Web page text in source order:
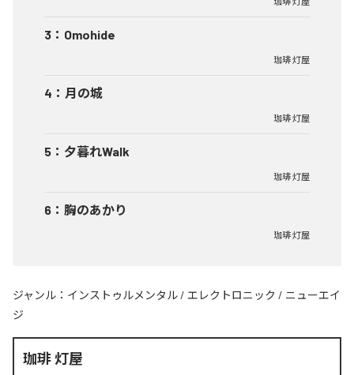
3 ： Omohide
珈琲 灯屋
4 ： 月の城
珈琲 灯屋
5 ： 夕暮れWalk
珈琲 灯屋
6 ： 胸のあかり
珈琲 灯屋
ジャンル： インストゥルメンタル / エレクトロニック / ニューエイ
ジ
珈琲 灯屋